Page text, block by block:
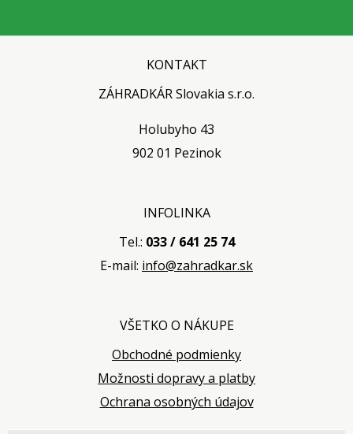
KONTAKT
ZÁHRADKÁR Slovakia s.r.o.
Holubyho 43
902 01 Pezinok
INFOLINKA
Tel.: 033 / 641 25 74
E-mail: info@zahradkar.sk
VŠETKO O NÁKUPE
Obchodné podmienky
Možnosti dopravy a platby
Ochrana osobných údajov